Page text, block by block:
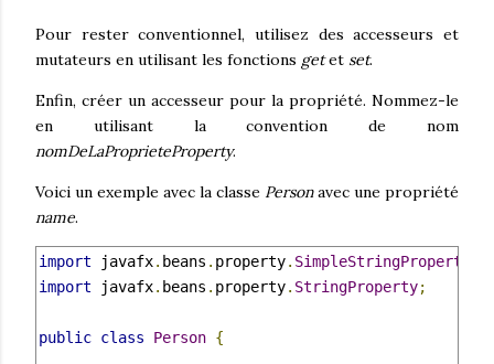
Pour rester conventionnel, utilisez des accesseurs et
mutateurs en utilisant les fonctions getet set.
Enfin, créer un accesseur pour la propriété. Nommez-le
en utilisant la convention de nom
nomDeLaProprieteProperty.
Voici un exemple avec la classe Personavec une propriété
name.
import javafx. beans . property. SimpleStringProperty
import javafx. beans . property. StringProperty;
public class Person {